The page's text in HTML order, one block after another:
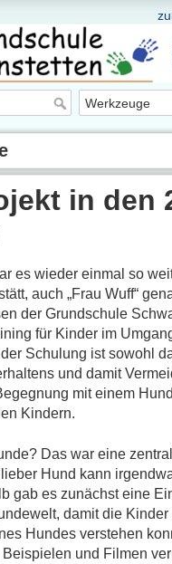
in den
es wieder einmal so
auch „Frau Wuff“
der Grundschule
für Kinder im
Schulung ist sowohl
und damit
mit einem
Kindern.
Das war eine
Hund kann
gab es zunächst eine
damit die Kinder
Hundes verstehen
und Filmen